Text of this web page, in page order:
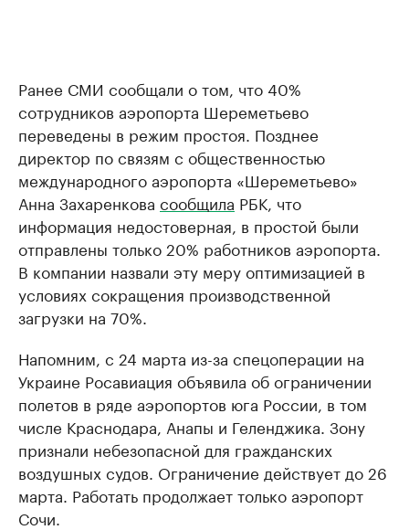
Ранее СМИ сообщали о том, что 40%
сотрудников аэропорта Шереметьево
переведены в режим простоя. Позднее
директор по связям с общественностью
международного аэропорта «Шереметьево»
Анна Захаренкова сообщила РБК, что
информация недостоверная, в простой были
отправлены только 20% работников аэропорта.
В компании назвали эту меру оптимизацией в
условиях сокращения производственной
загрузки на 70%.
Напомним, с 24 марта из-за спецоперации на
Украине Росавиация объявила об ограничении
полетов в ряде аэропортов юга России, в том
числе Краснодара, Анапы и Геленджика. Зону
признали небезопасной для гражданских
воздушных судов. Ограничение действует до 26
марта. Работать продолжает только аэропорт
Сочи.